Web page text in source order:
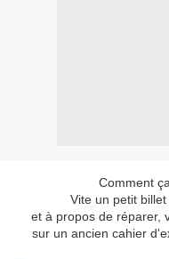
Comment
Vite un petit
et à propos de réparer,
sur un ancien cahier